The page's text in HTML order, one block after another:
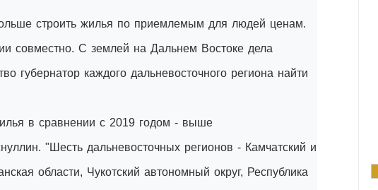
строить жилья по приемлемым для людей ценам.
совместно. С землей на Дальнем Востоке дела
губернатор каждого дальневосточного региона найти
в сравнении с 2019 годом - выше
"Шесть дальневосточных регионов - Камчатский и
области, Чукотский автономный округ, Республика